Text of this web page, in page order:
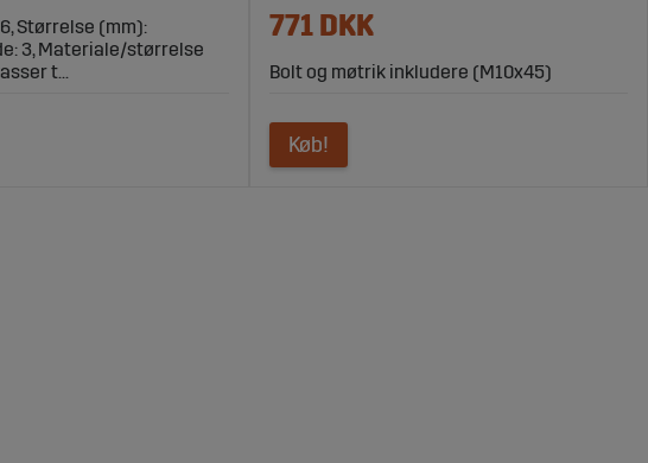
Størrelse (mm):
3, Materiale/størrelse
t...
771 DKK
Bolt og møtrik inkludere (M10x45)
Køb!